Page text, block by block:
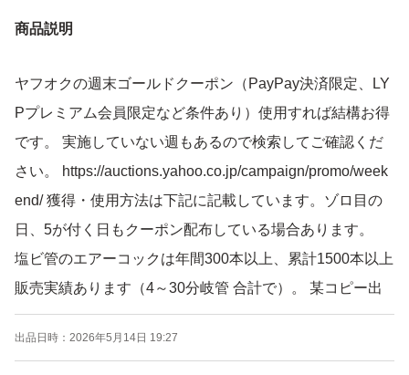
商品説明
ヤフオクの週末ゴールドクーポン（PayPay決済限定、LY
Pプレミアム会員限定など条件あり）使用すれば結構お得
です。 実施していない週もあるので検索してご確認くだ
さい。 https://auctions.yahoo.co.jp/campaign/promo/week
end/ 獲得・使用方法は下記に記載しています。ゾロ目の
日、5が付く日もクーポン配布している場合あります。
塩ビ管のエアーコックは年間300本以上、累計1500本以上
販売実績あります（4～30分岐管 合計で）。 某コピー出
品者のように『如何なる理由でもクレームはお受けいたし
ません』という事はありません。
出品日時： 2026年5月14日 19:27